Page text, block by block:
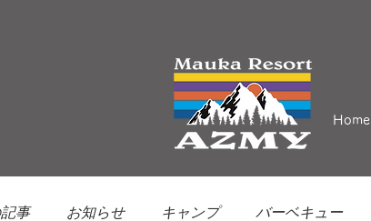
Home
事 お知らせ キャンプ バーベキュー